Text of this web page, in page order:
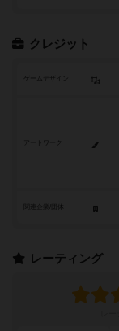
クレジット
ゲームデザイン
アートワーク
レーティング